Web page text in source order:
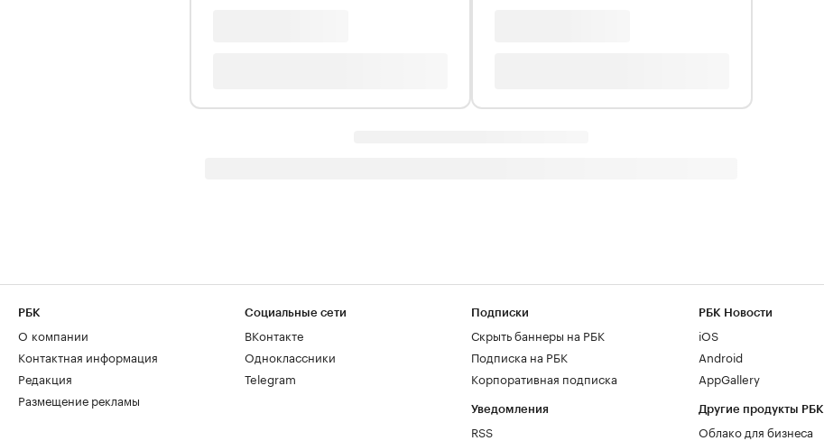
РБК
О компании
Контактная информация
Редакция
Размещение рекламы
Социальные сети
ВКонтакте
Одноклассники
Telegram
Подписки
Скрыть баннеры на РБК
Подписка на РБК
Корпоративная подписка
Уведомления
RSS
РБК Новости
iOS
Android
AppGallery
Другие продукты РБК
Облако для бизнеса